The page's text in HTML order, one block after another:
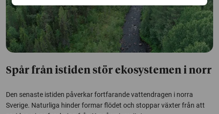
Spår från istiden stör ekosystemen i norr
Den senaste istiden påverkar fortfarande vattendragen i norra
Sverige. Naturliga hinder formar flödet och stoppar växter från att